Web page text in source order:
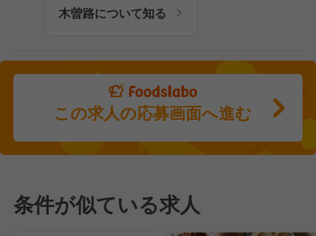
木曽路について知る
この求人の応募画面へ進む
条件が似ている求人